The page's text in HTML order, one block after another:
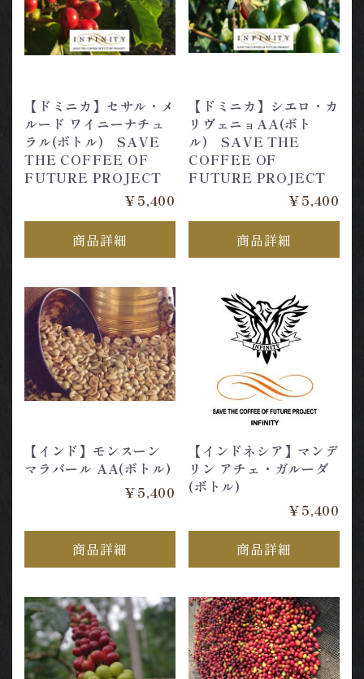
【ドミニカ】セサル・メ
ルード ワイニーナチュ
ラル(ボトル) SAVE
THE COFFEE OF
FUTURE PROJECT
￥5,400
商品詳細
【ドミニカ】シエロ・カ
リヴェニョAA(ボト
ル) SAVE THE
COFFEE OF
FUTURE PROJECT
￥5,400
商品詳細
【インド】モンスーン
マラバール AA(ボトル)
￥5,400
商品詳細
【インドネシア】マンデ
リン アチェ・ガルーダ
(ボトル)
￥5,400
商品詳細